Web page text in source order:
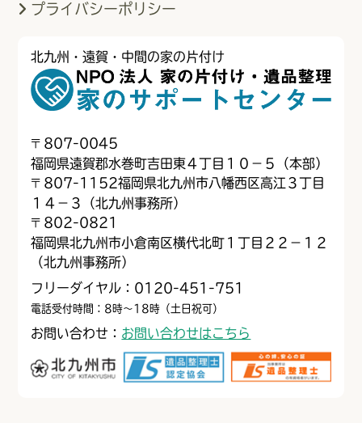
北九州・遠賀・中間の家の片付け
〒 807-0045
福岡県遠賀郡水巻町吉田東４丁目１０−５（本部）
〒 807-1152福岡県北九州市八幡西区高江３丁目
１４−３（北九州事務所）
〒 802-0821
福岡県北九州市小倉南区横代北町１丁目２２−１２
（北九州事務所）
フリーダイヤル：0120-451-751
電話受付時間：8時～18時（土日祝可）
お問い合わせ： お問い合わせはこちら
プライバシーポリシー